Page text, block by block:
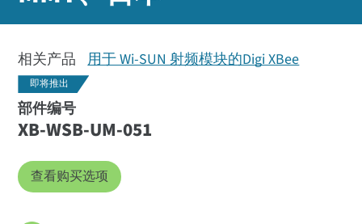
相关产品 用于 Wi-SUN 射频模块的Digi XBee
即将推出
部件编号
XB-WSB-UM-051
查看购买选项